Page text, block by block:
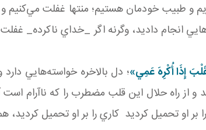
و طبيب خودمان هستيم؛ منتها غفلت مي‌کنيم
انجام داديد، وگرنه اگر _خداي ناکرده_
إِذَا أُکْرِهَ عَمِي»؛ دل بالاخره خواسته‌هايي
از راه حلال اين قلب مضطرب را که ناآرام
بر او تحميل کرديد کاري را بر او تحميل